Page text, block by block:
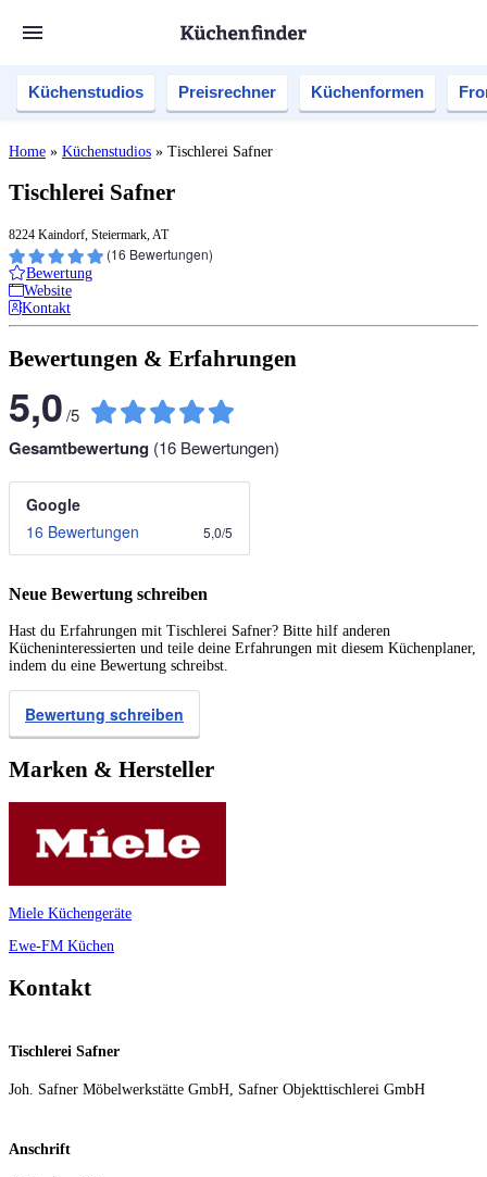
Küchenstudios Preisrechner Küchenformen
Home » Küchenstudios » Tischlerei Safner
Tischlerei Safner
8224 Kaindorf, Steiermark, AT
(16 Bewertungen)
Bewertung
Website
Kontakt
Bewertungen & Erfahrungen
5,0/5
Gesamtbewertung (16 Bewertungen)
Google
16 Bewertungen
5,0/5
Neue Bewertung schreiben
Hast du Erfahrungen mit Tischlerei Safner? Bitte hilf anderen
Kücheninteressierten und teile deine Erfahrungen mit diesem Küchenplaner,
indem du eine Bewertung schreibst.
Bewertung schreiben
Marken & Hersteller
Miele Küchengeräte
Ewe-FM Küchen
Kontakt
Tischlerei Safner
Joh. Safner Möbelwerkstätte GmbH, Safner Objekttischlerei GmbH
Anschrift